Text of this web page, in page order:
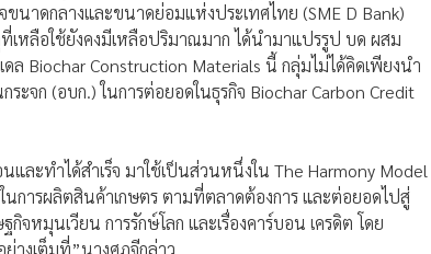
าดกลางและขนาดย่อมแห่งประเทศไทย (SME D Bank)
เหลือใช้ยังคงมีเหลือปริมาณมาก ได้นำมาแปรรูป บด ผสม
Biochar Construction Materials นี้ กลุ่มไม่ได้คิดเพียงนำ
ะจก (อบก.) ในการต่อยอดในธุรกิจ Biochar Carbon Credit
ละทำได้สำเร็จ มาใช้เป็นส่วนหนึ่งใน The Harmony Model
การผลิตสินค้าเกษตร ตามที่ตลาดต้องการ และต่อยอดไปสู่
จหมุนเวียน การรักษ์โลก และเรื่องคาร์บอน เครดิต โดย
างเต็มที่”นางศุภจีกล่าว